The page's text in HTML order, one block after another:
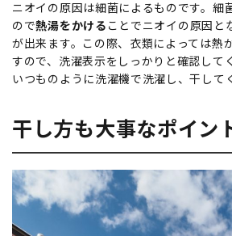
ニオイの原因は細菌によるものです。細
ので熱湯をかける ことでニオイの原因と
が出来ます。この際、衣類によっては熱
すので、洗濯表示をしっかりと確認して
いつものように洗濯機で洗濯し、干して
干し方も大事なポイン